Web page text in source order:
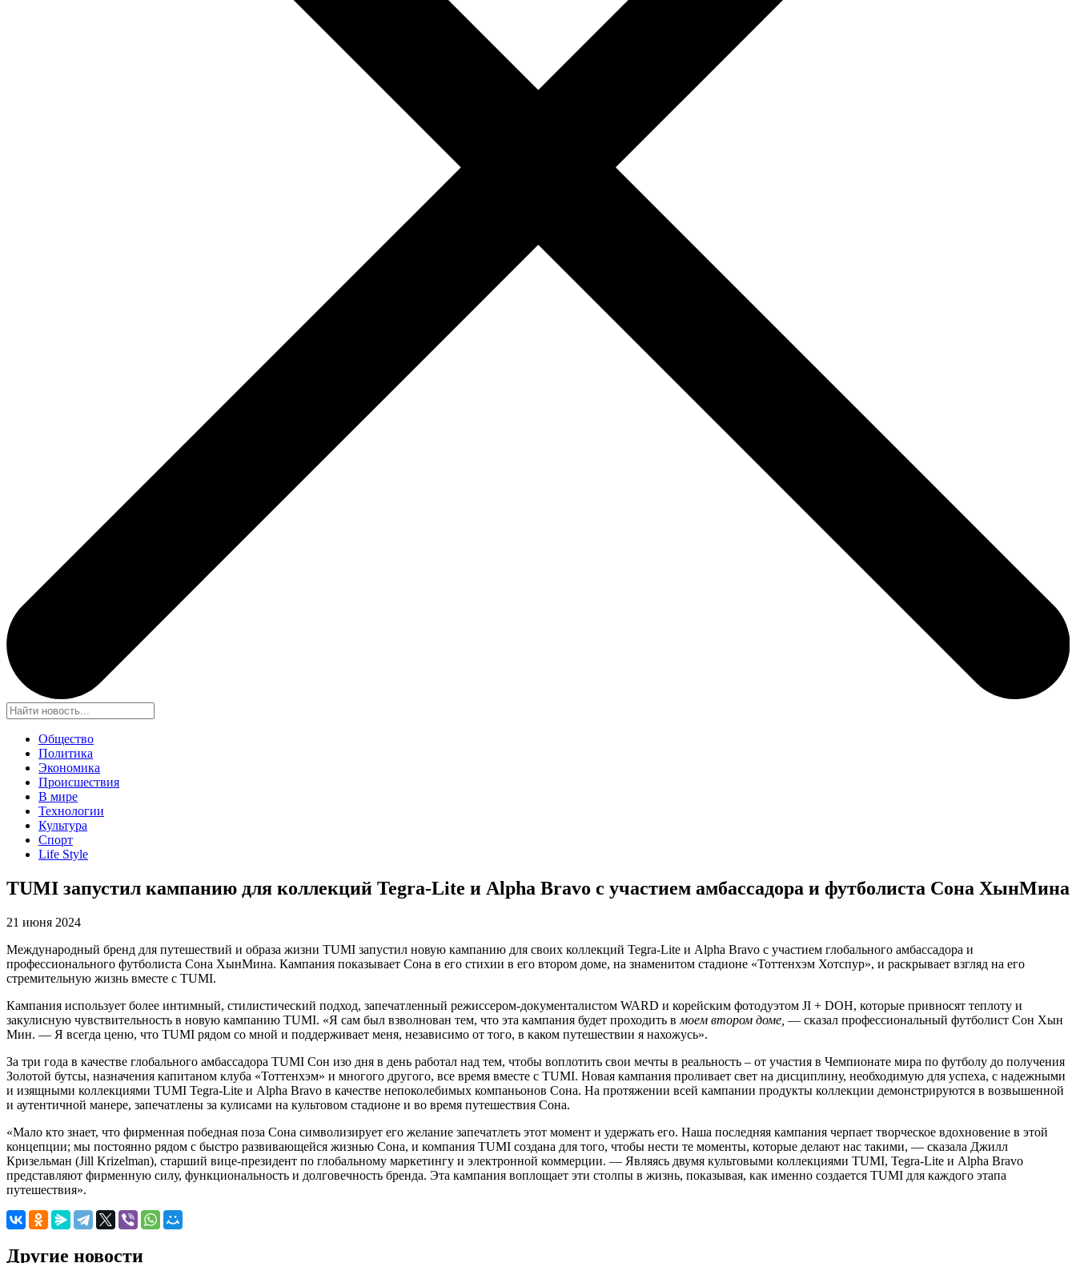
Общество
Политика
Экономика
Происшествия
В мире
Технологии
Культура
Спорт
Life Style
TUMI запустил кампанию для коллекций Tegra-Lite и Alpha Bravo с участием амбассадора и футболиста Сона ХынМина
21 июня 2024
Международный бренд для путешествий и образа жизни TUMI запустил новую кампанию для своих коллекций Tegra-Lite и Alpha Bravo с участием глобального амбассадора и
профессионального футболиста Сона ХынМина. Кампания показывает Сона в его стихии в его втором доме, на знаменитом стадионе «Тоттенхэм Хотспур», и раскрывает взгляд на его
стремительную жизнь вместе с TUMI.
Кампания использует более интимный, стилистический подход, запечатленный режиссером-документалистом WARD и корейским фотодуэтом JI + DOH, которые привносят теплоту и
закулисную чувствительность в новую кампанию TUMI. «Я сам был взволнован тем, что эта кампания будет проходить в моем втором доме, — сказал профессиональный футболист Сон Хын
Мин. — Я всегда ценю, что TUMI рядом со мной и поддерживает меня, независимо от того, в каком путешествии я нахожусь».
За три года в качестве глобального амбассадора TUMI Сон изо дня в день работал над тем, чтобы воплотить свои мечты в реальность – от участия в Чемпионате мира по футболу до получения
Золотой бутсы, назначения капитаном клуба «Тоттенхэм» и многого другого, все время вместе с TUMI. Новая кампания проливает свет на дисциплину, необходимую для успеха, с надежными
и изящными коллекциями TUMI Tegra-Lite и Alpha Bravo в качестве непоколебимых компаньонов Сона. На протяжении всей кампании продукты коллекции демонстрируются в возвышенной
и аутентичной манере, запечатлены за кулисами на культовом стадионе и во время путешествия Сона.
«Мало кто знает, что фирменная победная поза Сона символизирует его желание запечатлеть этот момент и удержать его. Наша последняя кампания черпает творческое вдохновение в этой
концепции; мы постоянно рядом с быстро развивающейся жизнью Сона, и компания TUMI создана для того, чтобы нести те моменты, которые делают нас такими, — сказала Джилл
Кризельман (Jill Krizelman), старший вице-президент по глобальному маркетингу и электронной коммерции. — Являясь двумя культовыми коллекциями TUMI, Tegra-Lite и Alpha Bravo
представляют фирменную силу, функциональность и долговечность бренда. Эта кампания воплощает эти столпы в жизнь, показывая, как именно создается TUMI для каждого этапа
путешествия».
Другие новости